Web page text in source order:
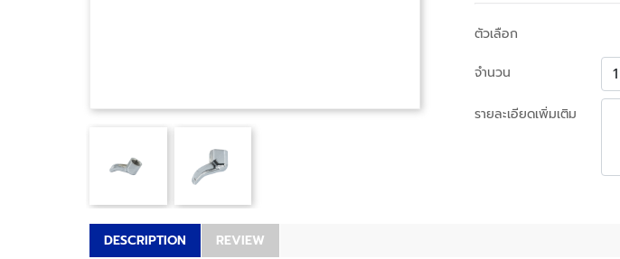
ตัวเลือก
จำนวน
รายละเอียดเพิ่มเติม
DESCRIPTION REVIEW